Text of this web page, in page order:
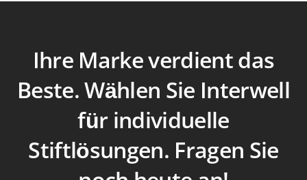
Ihre Marke verdient das
Beste. Wählen Sie Interwell
für individuelle
Stiftlösungen. Fragen Sie